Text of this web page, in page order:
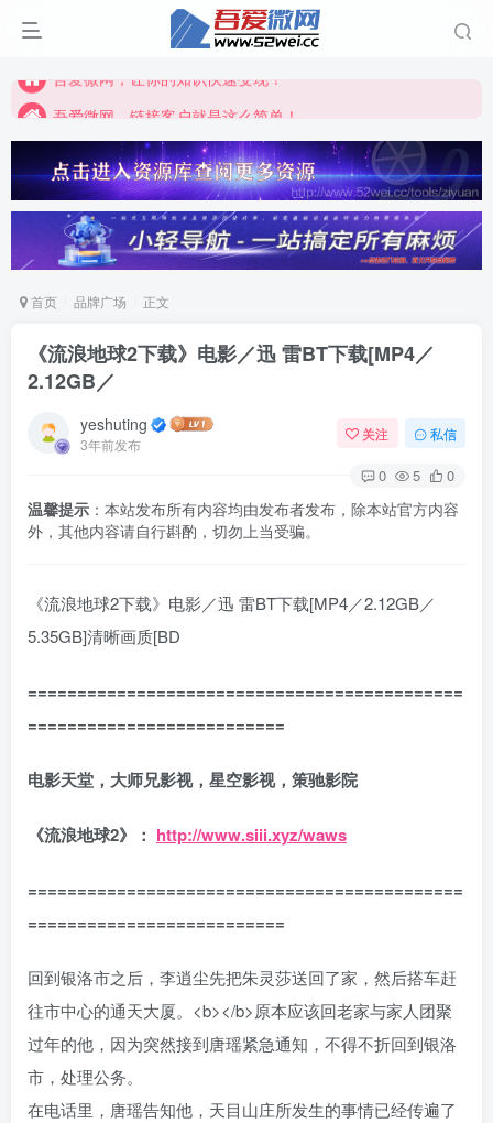
吾爱微网，链接客户就是这么简单！
吾爱微网，让你的知识快速变现！
首页 品牌广场 正文
《流浪地球2下载》电影／迅 雷BT下载[MP4／
2.12GB／
yeshuting
3年前发布
关注 私信
0 5 0
温馨提示 ：本站发布所有内容均由发布者发布，除本站官方内容
外，其他内容请自行斟酌，切勿上当受骗。
《流浪地球2下载》电影／迅 雷BT下载[MP4／2.12GB／
5.35GB]清晰画质[BD
============================================
==========================
电影天堂，大师兄影视，星空影视，策驰影院
《流浪地球2》： http://www.siii.xyz/waws
============================================
==========================
回到银洛市之后，李逍尘先把朱灵莎送回了家，然后搭车赶
往市中心的通天大厦。<b></b>原本应该回老家与家人团聚
过年的他，因为突然接到唐瑶紧急通知，不得不折回到银洛
市，处理公务。
在电话里，唐瑶告知他，天目山庄所发生的事情已经传遍了